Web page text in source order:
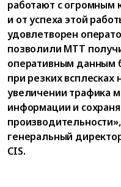
работают с
и от успеха этой
удовлетворен
позволили МТТ
оперативным данным
при резких всплесках
увеличении трафика
информации и
генеральный
CIS.